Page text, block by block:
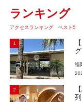
ランキング
アクセスランキング ベスト5
1
福
2